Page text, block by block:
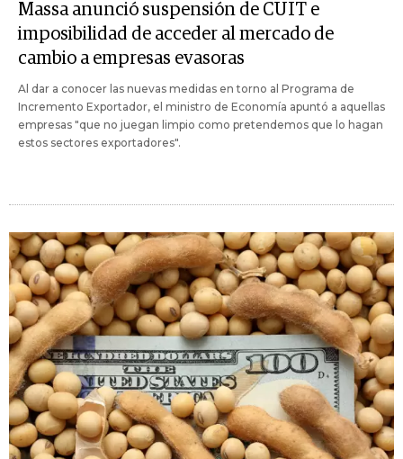
Massa anunció suspensión de CUIT e
imposibilidad de acceder al mercado de
cambio a empresas evasoras
Al dar a conocer las nuevas medidas en torno al Programa de
Incremento Exportador, el ministro de Economía apuntó a aquellas
empresas "que no juegan limpio como pretendemos que lo hagan
estos sectores exportadores".